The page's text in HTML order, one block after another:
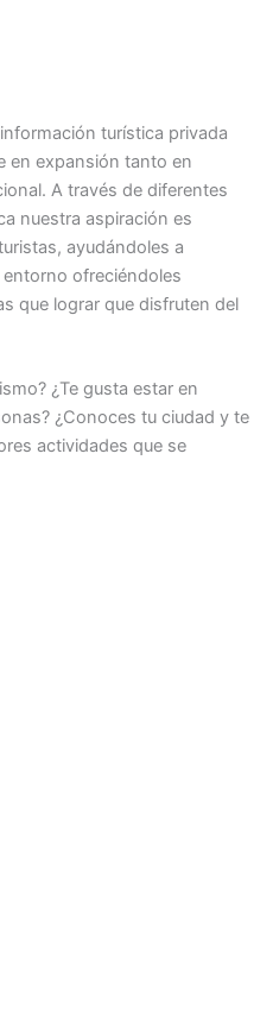
turística privada
en expansión tanto en
A través de diferentes
nuestra aspiración es
ayudándoles a
ofreciéndoles
que lograr que disfruten del
¿Te gusta estar en
¿Conoces tu ciudad y te
actividades que se